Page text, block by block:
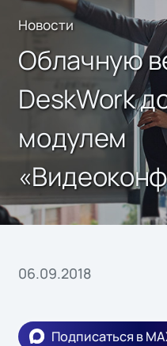
Новости
Облачную
DeskWork
модулем
06.09.2018
Подписаться в